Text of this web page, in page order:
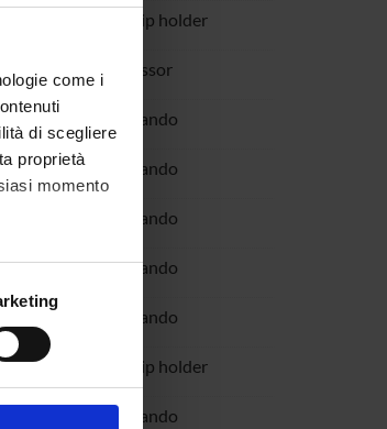
come i
di scegliere
proprietà
momento
Scholarship holder
Full Professor
Specializzando
Specializzando
Specializzando
Specializzando
Specializzando
Scholarship holder
Specializzando